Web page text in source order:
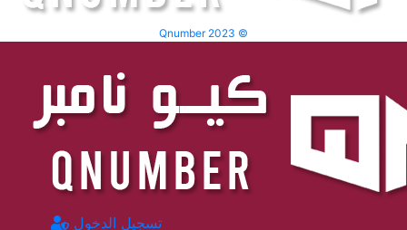
Qnumber 2023 ©
تسجيل الدخول